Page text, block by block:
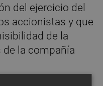
del ejercicio del
accionistas y que
de la
la compañía